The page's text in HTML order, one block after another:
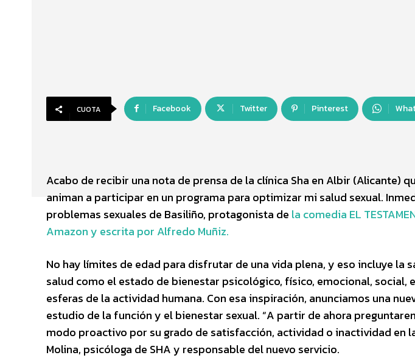
CUOTA Facebook Twitter Pinterest
Acabo de recibir una nota de prensa de la clínica Sha en Albir (Alicante)
animan a participar en un programa para optimizar mi salud sexual.
problemas sexuales de Basiliño, protagonista de la comedia EL
Amazon y escrita por Alfredo Muñiz.
No hay límites de edad para disfrutar de una vida plena, y eso incluye la
salud como el estado de bienestar psicológico, físico, emocional, social,
esferas de la actividad humana. Con esa inspiración, anunciamos una
estudio de la función y el bienestar sexual. “A partir de ahora
modo proactivo por su grado de satisfacción, actividad o inactividad en
Molina, psicóloga de SHA y responsable del nuevo servicio.